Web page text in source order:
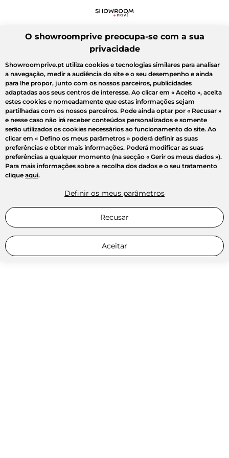
O showroomprive preocupa-se com a sua
privacidade
Showroomprive.pt utiliza cookies e tecnologias similares para analisar
a navegação, medir a audiência do site e o seu desempenho e ainda
para lhe propor, junto com os nossos parceiros, publicidades
adaptadas aos seus centros de interesse. Ao clicar em « Aceito », aceita
estes cookies e nomeadamente que estas informações sejam
partilhadas com os nossos parceiros. Pode ainda optar por « Recusar »
e nesse caso não irá receber conteúdos personalizados e somente
serão utilizados os cookies necessários ao funcionamento do site. Ao
clicar em « Defino os meus parâmetros » poderá definir as suas
preferências e obter mais informações. Poderá modificar as suas
preferências a qualquer momento (na secção « Gerir os meus dados »).
Para mais informações sobre a recolha dos dados e o seu tratamento
clique aqui.
Definir os meus parâmetros
Recusar
Aceitar